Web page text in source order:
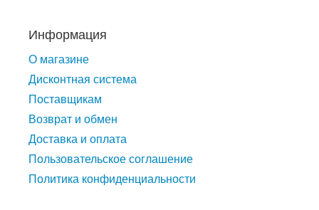
Информация
О магазине
Дисконтная система
Поставщикам
Возврат и обмен
Доставка и оплата
Пользовательское соглашение
Политика конфиденциальности